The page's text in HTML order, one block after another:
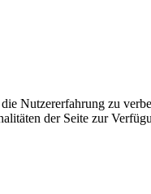
Nutzererfahrung zu
der Seite zur